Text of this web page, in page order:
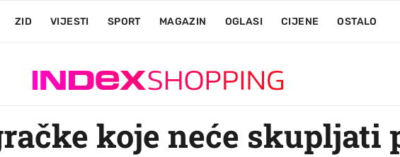
ZID VIJESTI SPORT MAGAZIN OGLASI CIJENE OSTALO
koje neće skupljati